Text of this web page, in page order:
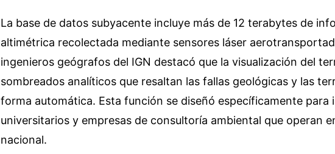
La base de datos subyacente incluye más de 12 terabytes de
altimétrica recolectada mediante sensores láser
ingenieros geógrafos del IGN destacó que la visualización del
sombreados analíticos que resaltan las fallas geológicas y las
forma automática. Esta función se diseñó específicamente para
universitarios y empresas de consultoría ambiental que operan
nacional.